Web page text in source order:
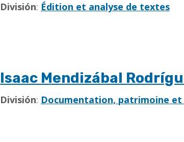
División: Édition et analyse de textes
Isaac Mendizábal
División: Documentation, patrimoine